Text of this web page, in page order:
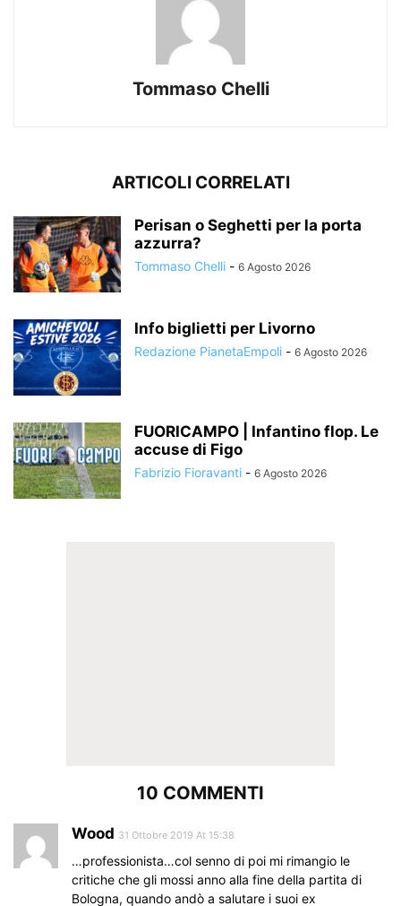
Tommaso Chelli
ARTICOLI CORRELATI
Perisan o Seghetti per la porta
azzurra?
Tommaso Chelli - 6 Agosto 2026
Info biglietti per Livorno
Redazione PianetaEmpoli - 6 Agosto 2026
FUORICAMPO | Infantino flop. Le
accuse di Figo
Fabrizio Fioravanti - 6 Agosto 2026
10 COMMENTI
Wood 31 Ottobre 2019 At 15:38
…professionista…col senno di poi mi rimangio le
critiche che gli mossi anno alla fine della partita di
Bologna, quando andò a salutare i suoi ex